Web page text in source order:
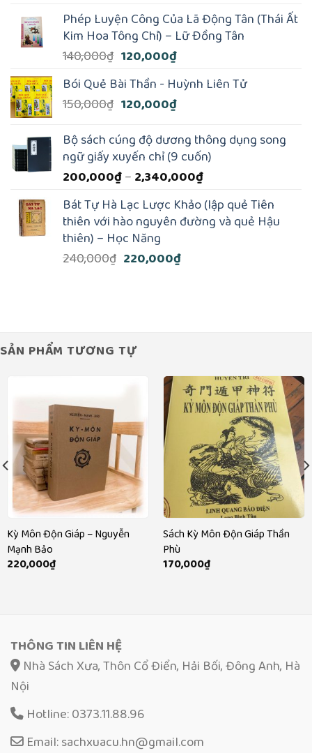
là:
190,000₫.
tại
là:
185,000₫.
Phép Luyện Công Của Lã Động Tân (Thái Ất
Kim Hoa Tông Chỉ) – Lữ Ðồng Tân
140,000₫ Giá
là:
140,000₫.
120,000₫Giá
tại
là:
Bói Quẻ Bài Thần - Huỳnh Liên Tử
150,000₫ Giá
là:
150,000₫.
120,000₫Giá
tại
là:
120,000₫.
Bộ sách cúng độ dương thông dụng song
ngữ giấy xuyến chỉ (9 cuốn)
200,000₫– 2,340,000₫Khoảng
từ
200,000₫
Bát Tự Hà Lạc Lược Khảo (lập quẻ Tiên
thiên với hào nguyên đường và quẻ Hậu
thiên) – Học Năng
240,000₫ Giá
220,000₫Giá
SẢN PHẨM TƯƠNG TỰ
Kỳ Môn Độn Giáp – Nguyễn
Mạnh Bảo
220,000₫
Sách Kỳ Môn Độn Giáp Thần
Phù
170,000₫
THÔNG TIN LIÊN HỆ
Nhà Sách Xưa, Thôn Cổ Điển, Hải Bối, Đông Anh, Hà
Nội
Hotline: 0373.11.88.96
Email: sachxuacu.hn@gmail.com